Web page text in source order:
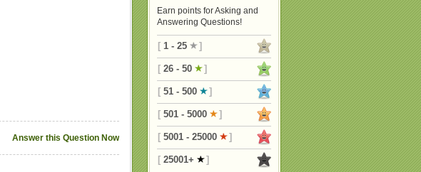
Answer this Question Now
Earn points for Asking and
Answering Questions!
[ 1 - 25 ]
[ 26 - 50 ]
[ 51 - 500 ]
[ 501 - 5000 ]
[ 5001 - 25000 ]
[ 25001+ ]